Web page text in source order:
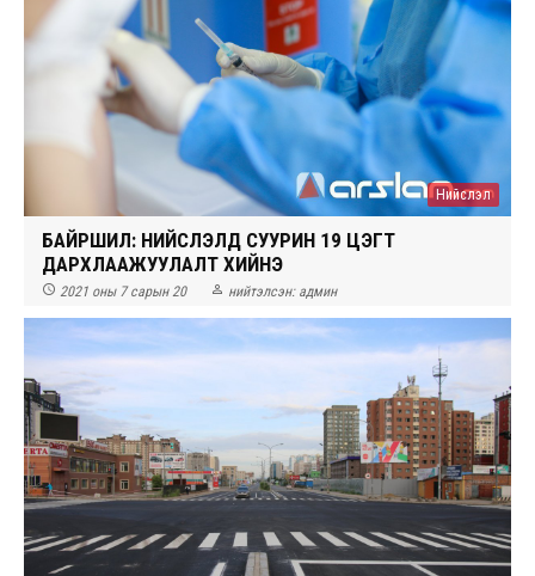
Нийслэл
БАЙРШИЛ: НИЙСЛЭЛД СУУРИН 19 ЦЭГТ
ДАРХЛААЖУУЛАЛТ ХИЙНЭ
 2021 оны 7 сарын 20  нийтэлсэн: админ